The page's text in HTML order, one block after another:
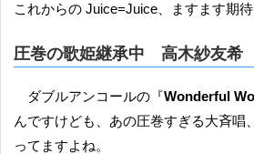
これからの Juice=Juice、ますます期待
圧巻の歌姫継承中 高木紗友希
ダブルアンコールの『Wonderful
んですけども、あの圧巻すぎる大斉唱
ってますよね。